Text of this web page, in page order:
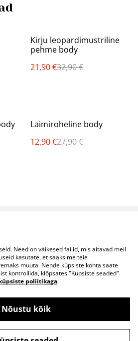
%
Kirju leopardimustriline
pehme body
21,90 €32,90 €
%
Laimiroheline body
12,90 €27,90 €
Kontaktid
B2B koostöö
Need on väikesed failid, mis aitavad meil
kasutate, et saaksime teie
muuta. Nende küpsiste kohta saate
kontrollida, klõpsates "Küpsiste seaded".
poliitikaga.
Nõustu kõik